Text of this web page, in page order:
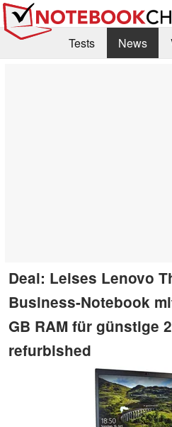
Tests News
Deal: Leises Lenovo
Business-Notebook
GB RAM für günstige
refurbished